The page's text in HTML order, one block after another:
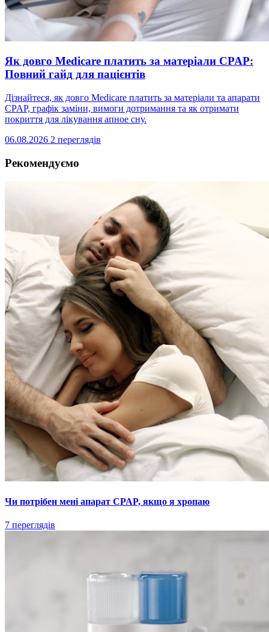
Як довго Medicare платить за матеріали CPAP:
Повний гайд для пацієнтів
Дізнайтеся, як довго Medicare платить за матеріали та апарати
CPAP, графік заміни, вимоги дотримання та як отримати
покриття для лікування апное сну.
06.08.2026 2 переглядів
Рекомендуємо
Чи потрібен мені апарат CPAP, якщо я хропаю
7 переглядів